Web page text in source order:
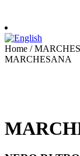
Home /
MARCHESANA